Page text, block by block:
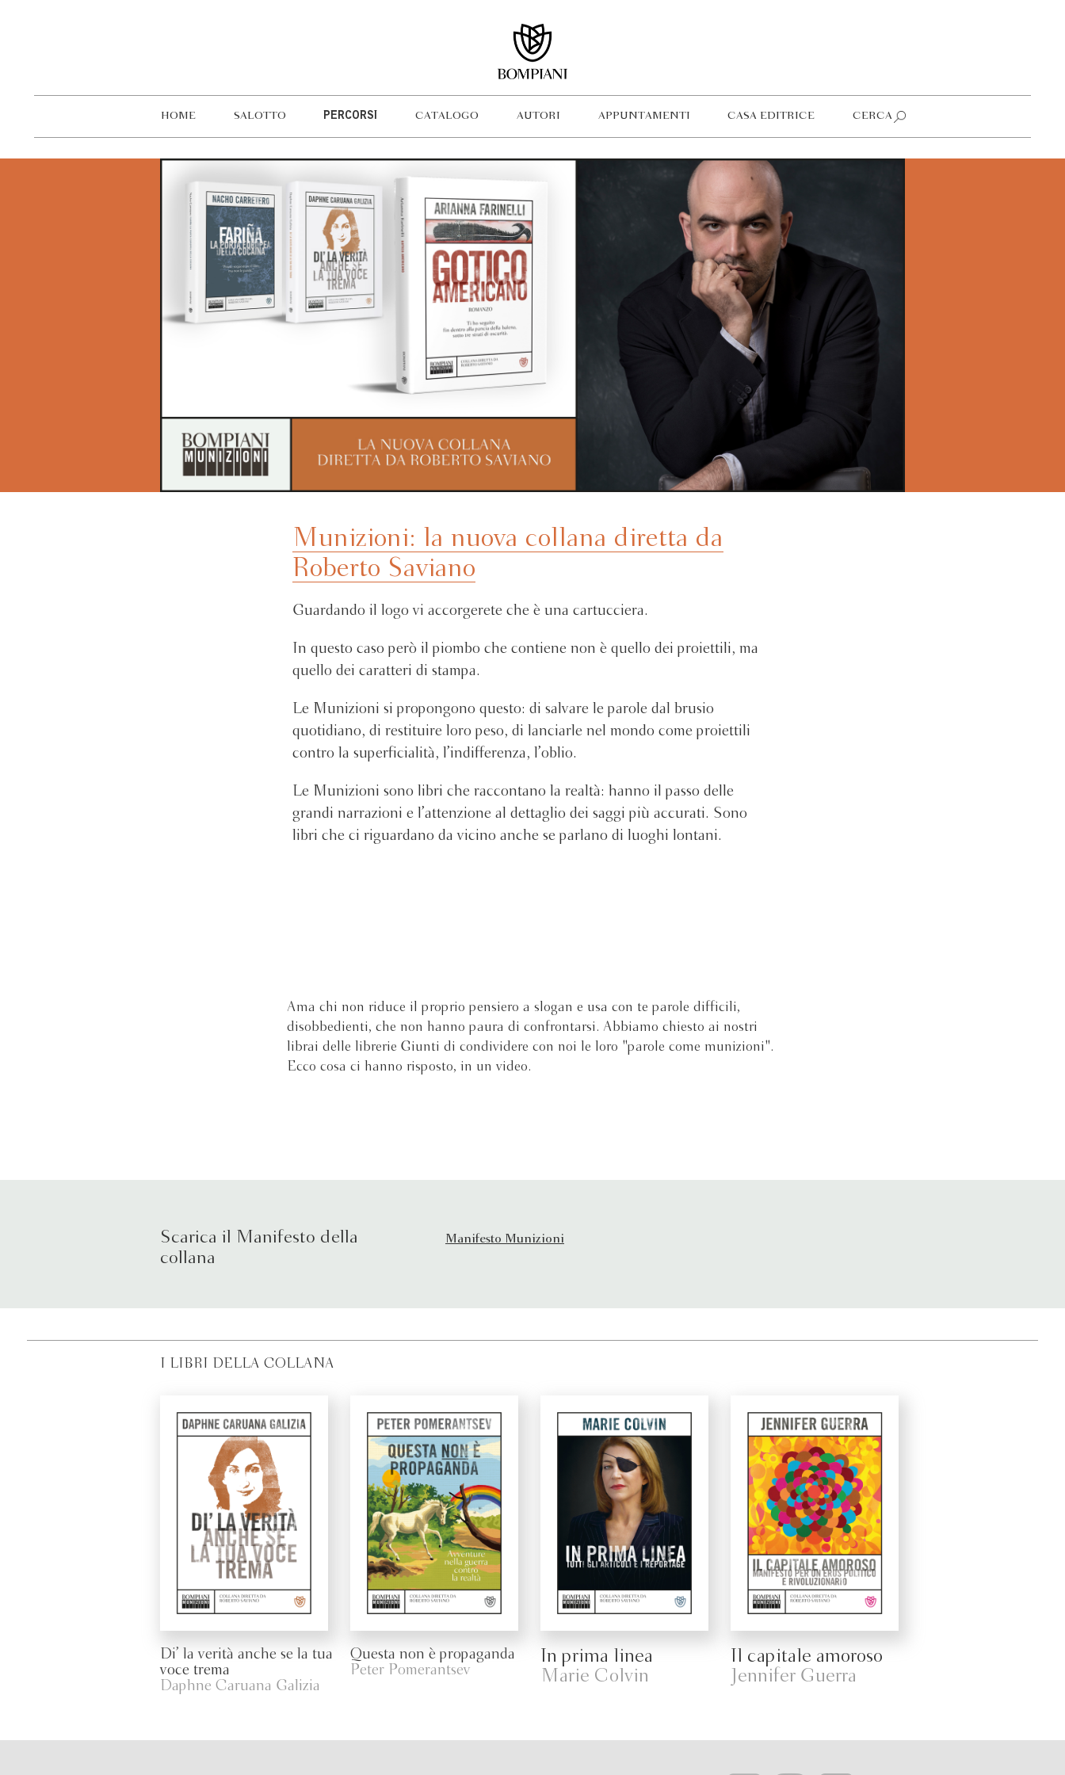
HOME SALOTTO PERCORSI CATALOGO AUTORI APPUNTAMENTI CASA EDITRICE CERCA
Munizioni: la nuova collana diretta da
Roberto Saviano
Guardando il logo vi accorgerete che è una cartucciera.
In questo caso però il piombo che contiene non è quello dei proiettili, ma
quello dei caratteri di stampa.
Le Munizioni si propongono questo: di salvare le parole dal brusio
quotidiano, di restituire loro peso, di lanciarle nel mondo come proiettili
contro la superficialità, l’indifferenza, l’oblio.
Le Munizioni sono libri che raccontano la realtà: hanno il passo delle
grandi narrazioni e l’attenzione al dettaglio dei saggi più accurati. Sono
libri che ci riguardano da vicino anche se parlano di luoghi lontani.
Ama chi non riduce il proprio pensiero a slogan e usa con te parole difficili,
disobbedienti, che non hanno paura di confrontarsi. Abbiamo chiesto ai nostri
librai delle librerie Giunti di condividere con noi le loro "parole come munizioni".
Ecco cosa ci hanno risposto, in un video.
Scarica il Manifesto della
collana
Manifesto Munizioni
I LIBRI DELLA COLLANA
Di’ la verità anche se la tua
voce trema
Daphne Caruana Galizia
Questa non è propaganda
Peter Pomerantsev
In prima linea
Marie Colvin
Il capitale amoroso
Jennifer Guerra